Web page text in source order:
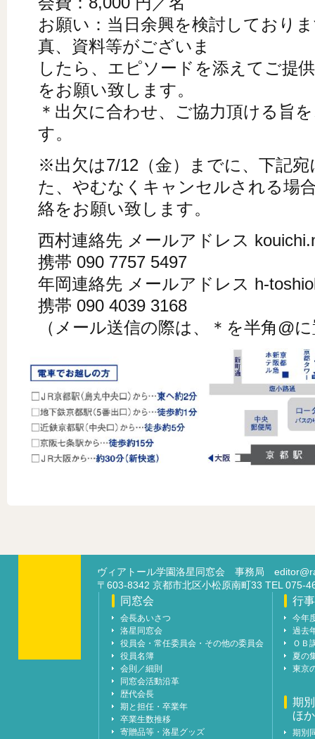
お願い：当日余興を検討しており
真、資料等がございま
したら、エピソードを添えてご提
をお願い致します。
＊出欠に合わせ、ご協力頂ける旨
す。
※出欠は7/12（金）までに、下記
た、やむなくキャンセルされる場
絡をお願い致します。
西村連絡先 メールアドレス
携帯 090 7757 5497
年岡連絡先 メールアドレス h-
携帯 090 4039 3168
（メール送信の際は、＊を半角@
ヴィアトール学園洛星同窓会 事務局
〒603-8342 京都市北区小松原南町33 TEL 075-
同窓会
会長あいさつ
洛星同窓会
役員会・常任委員会・その他の委員会
役員名簿
会則／細則
同窓会活動沿革
歴代会長
期と担任・卒業年
卒業生数推移
寄贈品等・洛星グッズ
行事
今年
過去
ＯＢ
夏の
東京
期
ほか
期別